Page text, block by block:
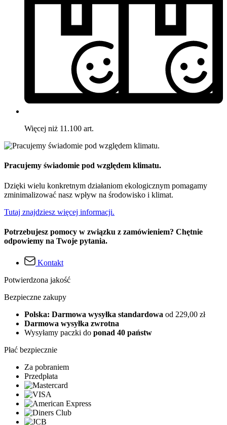
Więcej niż 11.100 art.
Pracujemy świadomie pod względem klimatu.
Dzięki wielu konkretnym działaniom ekologicznym pomagamy
zminimalizować nasz wpływ na środowisko i klimat.
Tutaj znajdziesz więcej informacji.
Potrzebujesz pomocy w związku z zamówieniem? Chętnie
odpowiemy na Twoje pytania.
Kontakt
Potwierdzona jakość
Bezpieczne zakupy
Polska: Darmowa wysyłka standardowa od 229,00 zł
Darmowa wysyłka zwrotna
Wysyłamy paczki do ponad 40 państw
Płać bezpiecznie
Za pobraniem
Przedpłata